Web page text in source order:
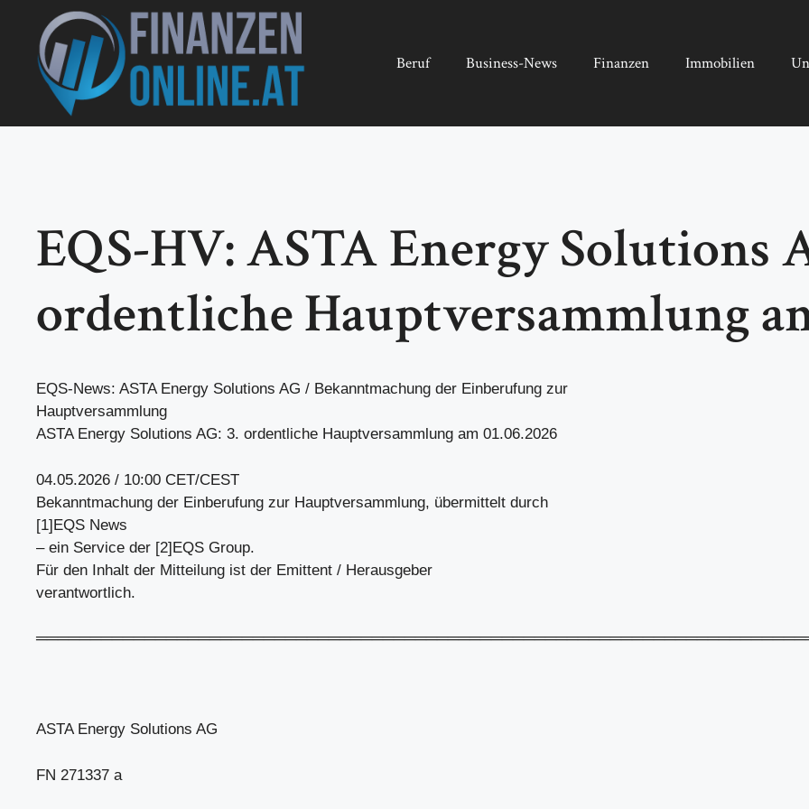
springen
Beruf Business-News Finanzen Immobilien
EQS-HV: ASTA Energy Solutions
ordentliche Hauptversammlung
EQS-News: ASTA Energy Solutions AG / Bekanntmachung der Einberufung zur
Hauptversammlung
ASTA Energy Solutions AG: 3. ordentliche Hauptversammlung am 01.06.2026
04.05.2026 / 10:00 CET/CEST
Bekanntmachung der Einberufung zur Hauptversammlung, übermittelt durch
[1]EQS News
– ein Service der [2]EQS Group.
Für den Inhalt der Mitteilung ist der Emittent / Herausgeber
verantwortlich.
ASTA Energy Solutions AG
FN 271337 a